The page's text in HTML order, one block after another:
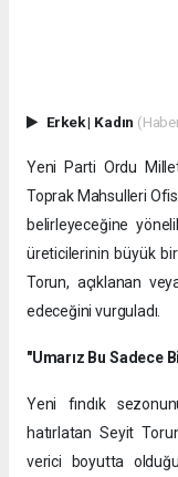
Erkek| Kadın
Yeni Parti Ordu
Toprak Mahsulleri
belirleyeceğine
üreticilerinin büyük
Torun, açıklanan
edeceğini vurguladı.
"Umarız Bu Sadece
​Yeni fındık
hatırlatan Seyit
verici boyutta